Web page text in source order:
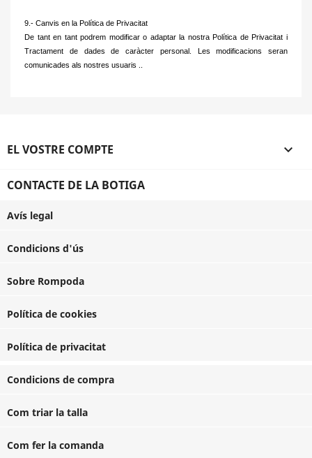
9.- Canvis en la Política de Privacitat
De tant en tant podrem modificar o adaptar la nostra Política de Privacitat i
Tractament de dades de caràcter personal.
Les modificacions seran
comunicades als nostres usuaris ..
EL VOSTRE COMPTE 
CONTACTE DE LA BOTIGA
Avís legal
Condicions d'ús
Sobre Rompoda
Política de cookies
Política de privacitat
Condicions de compra
Com triar la talla
Com fer la comanda